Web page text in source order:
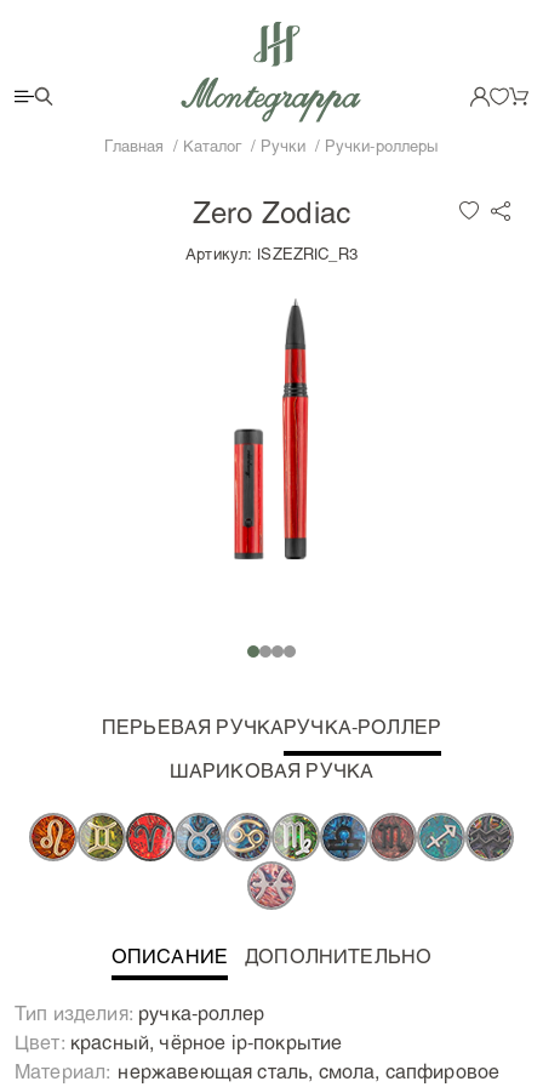
Главная Каталог Ручки Ручки-роллеры
Zero Zodiac
Артикул: ISZEZRIC_R3
ПЕРЬЕВАЯ РУЧКАРУЧКА-РОЛЛЕР
ШАРИКОВАЯ РУЧКА
ОПИСАНИЕ ДОПОЛНИТЕЛЬНО
Неземные пишущие инструменты для каждого знака
Зодиака! Все звезды сошлись для того, чтобы
появилась коллекция пишущих инструментов,
Тип изделия: ручка-роллер
Цвет: красный, чёрное ip-покрытие
Материал: Нержавеющая сталь, смола, сапфировое